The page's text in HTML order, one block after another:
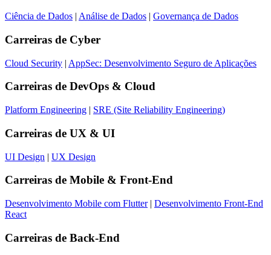
Ciência de Dados | Análise de Dados | Governança de Dados
Carreiras de Cyber
Cloud Security | AppSec: Desenvolvimento Seguro de Aplicações
Carreiras de DevOps & Cloud
Platform Engineering | SRE (Site Reliability Engineering)
Carreiras de UX & UI
UI Design | UX Design
Carreiras de Mobile & Front-End
Desenvolvimento Mobile com Flutter| Desenvolvimento Front-End
React
Carreiras de Back-End